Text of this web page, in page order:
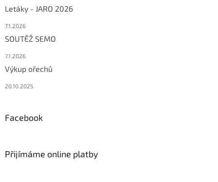
Letáky - JARO 2026
7.1.2026
SOUTĚŽ SEMO
7.1.2026
Výkup ořechů
20.10.2025
Facebook
Přijímáme online platby